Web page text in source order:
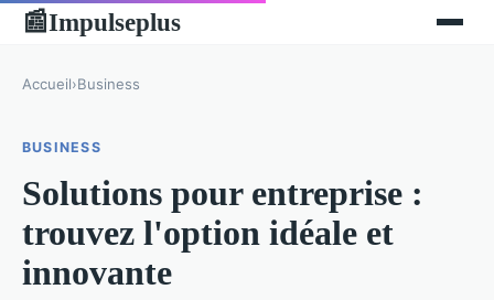
📰Impulseplus
Accueil›Business
BUSINESS
Solutions pour entreprise :
trouvez l'option idéale et
innovante